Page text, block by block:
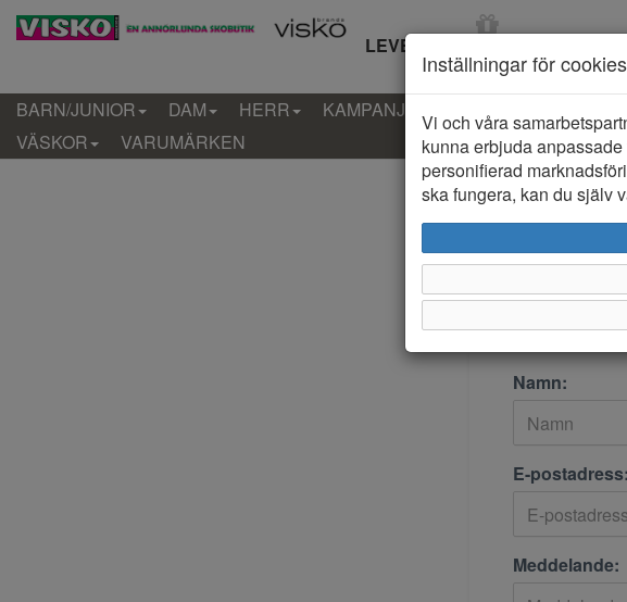
LEVERANS INOM 2-5 DAGAR
BARN/JUNIOR DAM HERR KAMPANJ KLÄDER-BARN
VÄSKOR
VARUMÄRKEN
Namn:
E-postadress:
Meddelande:
Inställningar för cookies
Vi och våra
kunna erbjuda
personifierad
ska fungera, kan du själv